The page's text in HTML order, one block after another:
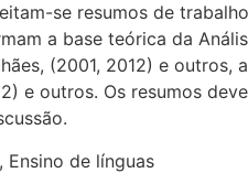
se resumos de
a base teórica da
(2001, 2012) e outros,
e outros. Os resumos
Ensino de línguas